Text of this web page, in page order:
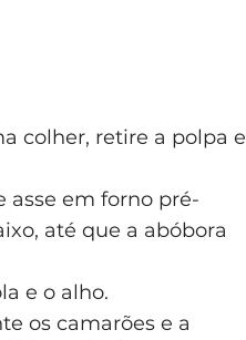
colher, retire a polpa e
asse em forno pré-
até que a abóbora
e o alho.
os camarões e a